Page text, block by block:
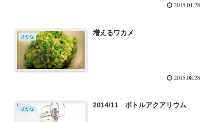
2015.01.28
さかな 増えるワカメ
2015.08.28
さかな 2014/11 ボトルアクアリウム